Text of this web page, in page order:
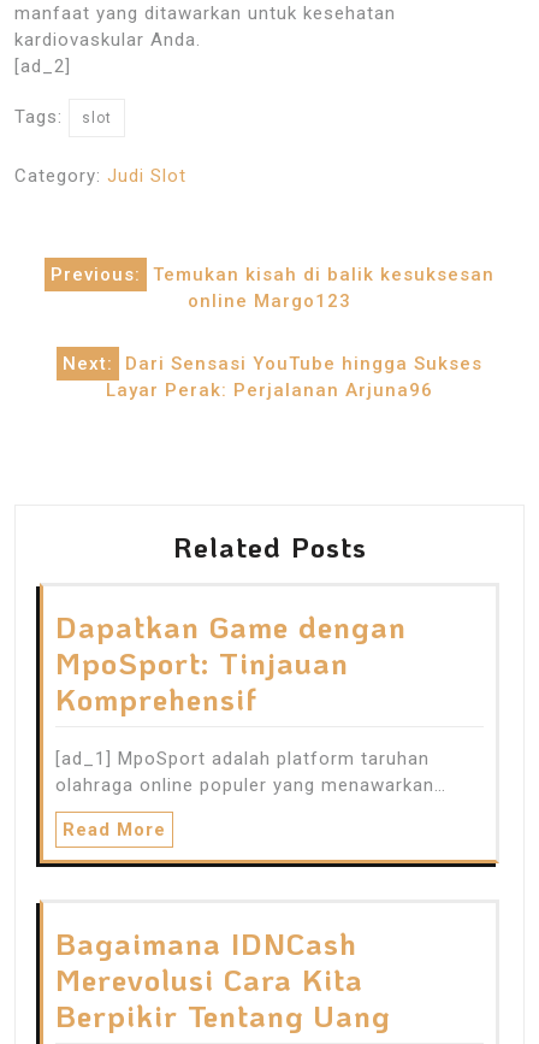
manfaat yang ditawarkan untuk kesehatan
kardiovaskular Anda.
[ad_2]
Tags: slot
Category: Judi Slot
Post
navigation
Previous:
Temukan kisah di balik kesuksesan
online Margo123
Next:
Dari Sensasi YouTube hingga Sukses
Layar Perak: Perjalanan Arjuna96
Related Posts
Dapatkan Game dengan
MpoSport: Tinjauan
Komprehensif
[ad_1] MpoSport adalah platform taruhan
olahraga online populer yang menawarkan…
Read More
Bagaimana IDNCash
Merevolusi Cara Kita
Berpikir Tentang Uang